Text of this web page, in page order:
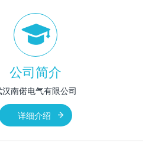
公司简介
汉南偌电气有限公司
详细介绍